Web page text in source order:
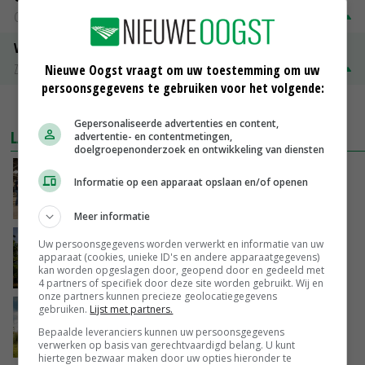
Groningen
€ 197,00
Volle melkpoeder
Zuivel NL
€ 345,00 € 20,00
LAATSTE NIEUWS
boeren nu erkenning
Kamervragen over onttrekkingsverbod,
minister spreekt van ‘ondernemersrisico’
GISTEREN, 16:27
‘Rendement van Krullvarkens komt van de
overkant’
GISTEREN, 15:30
Nieuwe Oogst vraagt om uw toestemming om uw
persoonsgegevens te gebruiken voor het volgende:
Gepersonaliseerde advertenties en content,
advertentie- en contentmetingen,
doelgroepenonderzoek en ontwikkeling van diensten
Informatie op een apparaat opslaan en/of openen
Meer informatie
Uw persoonsgegevens worden verwerkt en informatie van uw
apparaat (cookies, unieke ID's en andere apparaatgegevens)
kan worden opgeslagen door, geopend door en gedeeld met
4 partners of specifiek door deze site worden gebruikt. Wij en
onze partners kunnen precieze geolocatiegegevens
gebruiken. Lijst met partners.
Bepaalde leveranciers kunnen uw persoonsgegevens
verwerken op basis van gerechtvaardigd belang. U kunt
hiertegen bezwaar maken door uw opties hieronder te